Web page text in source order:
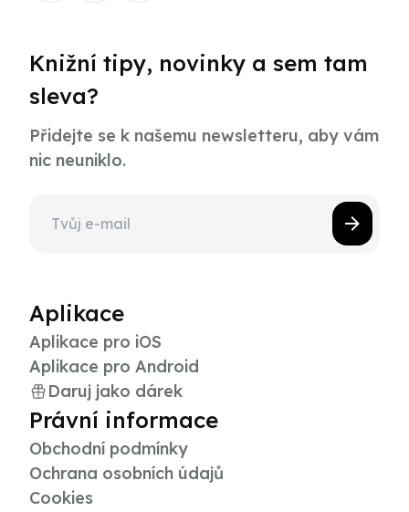
Knižní tipy, novinky a sem tam
sleva?
Přidejte se k našemu newsletteru, aby vám
nic neuniklo.
Aplikace
Aplikace pro iOS
Aplikace pro Android
Daruj jako dárek
Právní informace
Obchodní podmínky
Ochrana osobních údajů
Cookies